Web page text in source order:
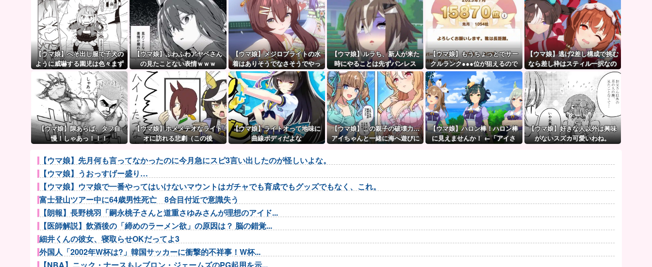
【ウマ娘】へそ出し服で子犬の
ように威嚇する園児は色々まず
い（ピスゴル）
【ウマ娘】ふわふわアヤベさん
の見たことない表情ｗｗｗ
【ウマ娘】メジロブライトの水
着はありそうでなさそうでやっ
ぱり “ある”
【ウマ娘】ルラち、新人が来た
時にやることは先ずパンレス
だ。
【ウマ娘】もうちょっとでサー
クルランク●●●位が狙えるので
頑張りましょう。← これ
【ウマ娘】逃げ2差し構成で挑む
なら差し枠はスティル一択なの
【ウマ娘】隙あらば、タフ自
慢！しゃあっ！！！
【ウマ娘】ホメメテオなライト
オに訪れる悲劇（この後
【ウマ娘】ライトオって地味に
曲線ボディだよな
【ウマ娘】この親子の破壊力…
アイちゃんと一緒に海へ遊びに
【ウマ娘】ハロン棒！ハロン棒
に見えませんか！ ←「アイさ
【ウマ娘】好きな人以外は興味
がないスズカ可愛いわね。
【ウマ娘】先月何も言ってなかったのに今月急にスピ3言い出したのが怪しいよな。
【ウマ娘】うおっすげー盛り…
【ウマ娘】ウマ娘で一番やってはいけないマウントはガチャでも育成でもグッズでもなく、これ。
富士登山ツアー中に64歳男性死亡 8合目付近で意識失う
【朗報】長野桃羽「嗣永桃子さんと道重さゆみさんが理想のアイド...
【医師解説】飲酒後の「締めのラーメン欲」の原因は？ 脳の錯覚...
細井くんの彼女、寝取らせOKだってよ3
外国人「2002年W杯は?」韓国サッカーに衝撃的不祥事！W杯...